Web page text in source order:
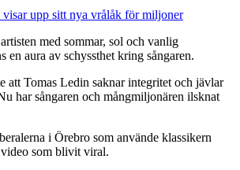
upp sitt nya vrålåk för miljoner
med sommar, sol och vanlig
en aura av schyssthet kring sångaren.
att Tomas Ledin saknar integritet och jävlar
har sångaren och mångmiljonären ilsknat
i Örebro som använde klassikern
som blivit viral.